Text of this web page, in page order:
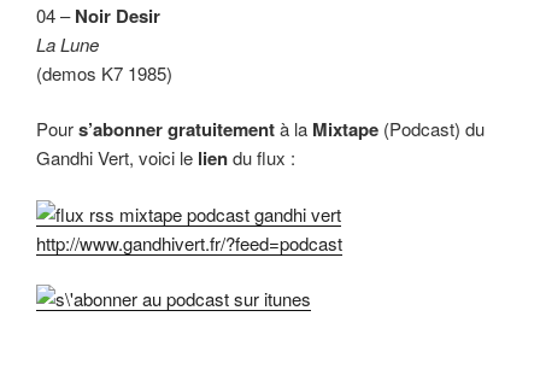
04 –Noir Desir
La Lune
(demos K7 1985)
Pours’abonner gratuitementà la Mixtape (Podcast) du
Gandhi Vert, voici le liendu flux :
http://www.gandhivert.fr/?feed=podcast